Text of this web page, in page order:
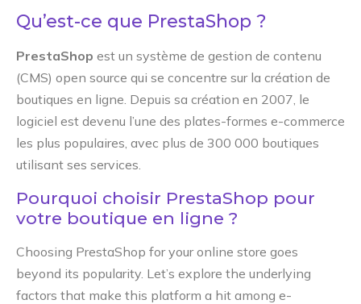
Qu’est-ce que PrestaShop ?
PrestaShop est un système de gestion de contenu
(CMS) open source qui se concentre sur la création de
boutiques en ligne. Depuis sa création en 2007, le
logiciel est devenu l’une des plates-formes e-commerce
les plus populaires, avec plus de 300 000 boutiques
utilisant ses services.
Pourquoi choisir PrestaShop pour
votre boutique en ligne ?
Choosing PrestaShop for your online store goes
beyond its popularity. Let’s explore the underlying
factors that make this platform a hit among e-